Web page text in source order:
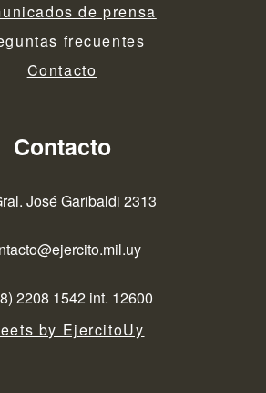
de prensa
frecuentes
Contacto
Contacto
José Garibaldi 2313
2208 1542 int. 12600
by EjercitoUy